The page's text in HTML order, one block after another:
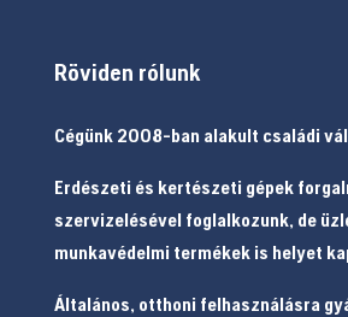
Röviden rólunk
Cégünk 2008-ban alakult családi
Erdészeti és kertészeti gépek
szervizelésével foglalkozunk, de
munkavédelmi termékek is helyet
Általános, otthoni felhasználásra